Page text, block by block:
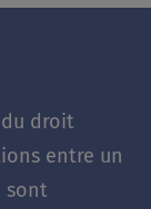
droit
entre un
sont